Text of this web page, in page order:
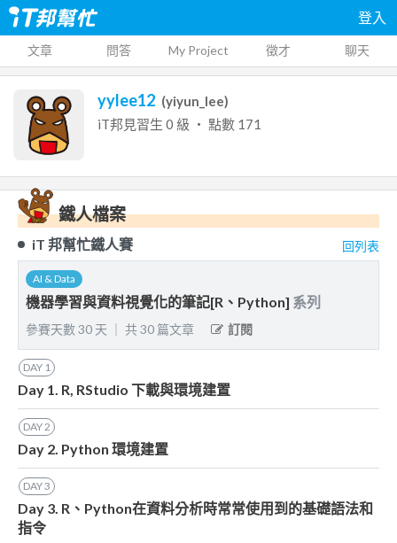
登入
文章 問答 My Project 徵才 聊天
yylee12 (yiyun_lee)
iT邦見習生 0 級 ‧ 點數 171
鐵人檔案
iT 邦幫忙鐵人賽 回列表
AI & Data
機器學習與資料視覺化的筆記[R、Python] 系列
參賽天數30 天 共30 篇文章 訂閱
DAY 1
Day 1. R, RStudio 下載與環境建置
DAY2
Day 2. Python 環境建置
DAY3
Day 3. R、Python在資料分析時常常使用到的基礎語法和
指令